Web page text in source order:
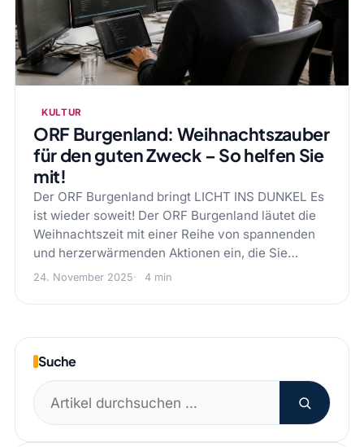
KULTUR
ORF Burgenland: Weihnachtszauber
für den guten Zweck – So helfen Sie
mit!
Der ORF Burgenland bringt LICHT INS DUNKEL Es
ist wieder soweit! Der ORF Burgenland läutet die
Weihnachtszeit mit einer Reihe von spannenden
und herzerwärmenden Aktionen ein, die Sie…
24. November 2025 4 min
Suche
Suchen
nach: